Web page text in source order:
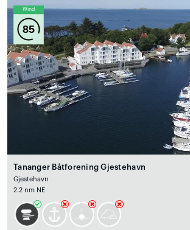
Wind
85
Tananger Båtforening Gjestehavn
Gjestehavn
2.2 nm NE